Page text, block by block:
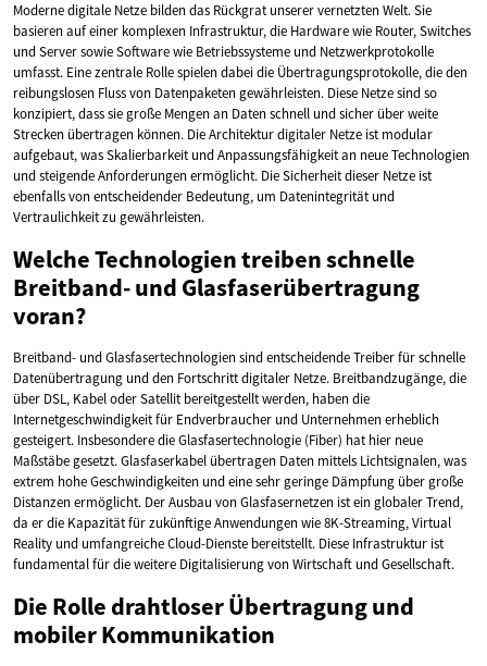
Moderne digitale Netze bilden das Rückgrat unserer vernetzten Welt. Sie
basieren auf einer komplexen Infrastruktur, die Hardware wie Router, Switches
und Server sowie Software wie Betriebssysteme und Netzwerkprotokolle
umfasst. Eine zentrale Rolle spielen dabei die Übertragungsprotokolle, die den
reibungslosen Fluss von Datenpaketen gewährleisten. Diese Netze sind so
konzipiert, dass sie große Mengen an Daten schnell und sicher über weite
Strecken übertragen können. Die Architektur digitaler Netze ist modular
aufgebaut, was Skalierbarkeit und Anpassungsfähigkeit an neue Technologien
und steigende Anforderungen ermöglicht. Die Sicherheit dieser Netze ist
ebenfalls von entscheidender Bedeutung, um Datenintegrität und
Vertraulichkeit zu gewährleisten.
Welche Technologien treiben schnelle
Breitband- und Glasfaserübertragung
voran?
Breitband- und Glasfasertechnologien sind entscheidende Treiber für schnelle
Datenübertragung und den Fortschritt digitaler Netze. Breitbandzugänge, die
über DSL, Kabel oder Satellit bereitgestellt werden, haben die
Internetgeschwindigkeit für Endverbraucher und Unternehmen erheblich
gesteigert. Insbesondere die Glasfasertechnologie (Fiber) hat hier neue
Maßstäbe gesetzt. Glasfaserkabel übertragen Daten mittels Lichtsignalen, was
extrem hohe Geschwindigkeiten und eine sehr geringe Dämpfung über große
Distanzen ermöglicht. Der Ausbau von Glasfasernetzen ist ein globaler Trend,
da er die Kapazität für zukünftige Anwendungen wie 8K-Streaming, Virtual
Reality und umfangreiche Cloud-Dienste bereitstellt. Diese Infrastruktur ist
fundamental für die weitere Digitalisierung von Wirtschaft und Gesellschaft.
Die Rolle drahtloser Übertragung und
mobiler Kommunikation